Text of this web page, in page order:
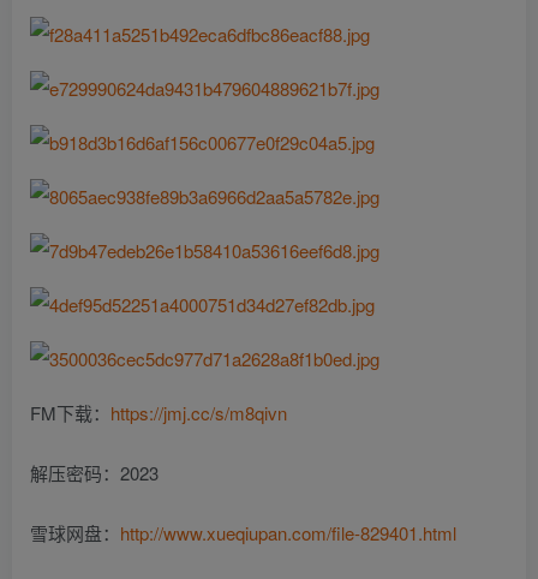
FM下载： https://jmj.cc/s/m8qivn
解压密码：2023
雪球网盘： http://www.xueqiupan.com/file-829401.html